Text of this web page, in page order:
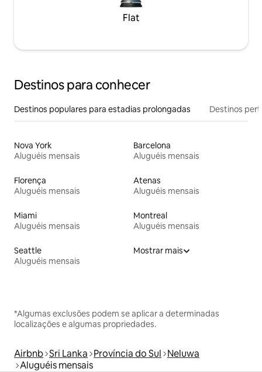
Flat
Destinos para conhecer
Destinos populares para estadias prolongadas Destinos
Nova York
Aluguéis mensais
Barcelona
Aluguéis mensais
Florença
Aluguéis mensais
Atenas
Aluguéis mensais
Miami
Aluguéis mensais
Montreal
Aluguéis mensais
Seattle
Aluguéis mensais
Mostrar mais
*Algumas exclusões podem se aplicar a determinadas
localizações e algumas propriedades.
Airbnb Sri Lanka Província do Sul Neluwa
Aluguéis mensais